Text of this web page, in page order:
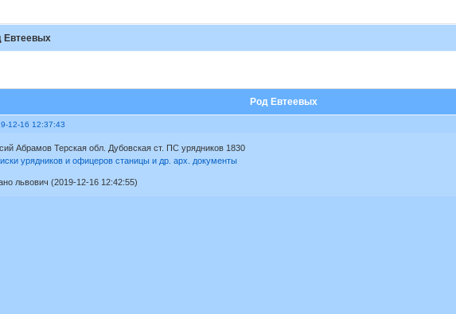
Евтеевых
Род Евтеевых
12-16 12:37:43
Абрамов Терская обл. Дубовская ст. ПС урядников 1830
урядников и офицеров станицы и др. арх. документы
львович (2019-12-16 12:42:55)